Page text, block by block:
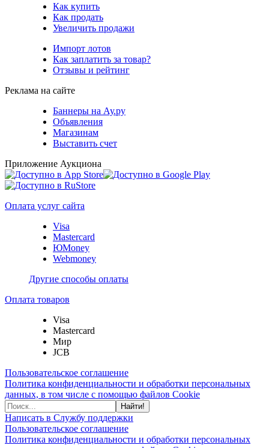
Как купить
Как продать
Увеличить продажи
Импорт лотов
Как заплатить за товар?
Отзывы и рейтинг
Реклама на сайте
Баннеры на Ау.ру
Объявления
Магазинам
Выставить счет
Приложение Аукциона
Оплата услуг сайта
Visa
Mastercard
ЮMoney
Webmoney
Другие способы оплаты
Оплата товаров
Visa
Mastercard
Мир
JCB
Пользовательское соглашение
Политика конфиденциальности и обработки персональных
данных, в том числе с помощью файлов Cookie
Найти!
Написать в Службу поддержки
Пользовательское соглашение
Политика конфиденциальности и обработки персональных